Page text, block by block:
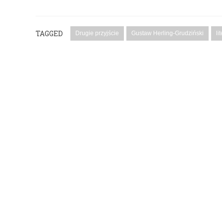
TAGGED Drugie przyjście Gustaw Herling-Grudziński